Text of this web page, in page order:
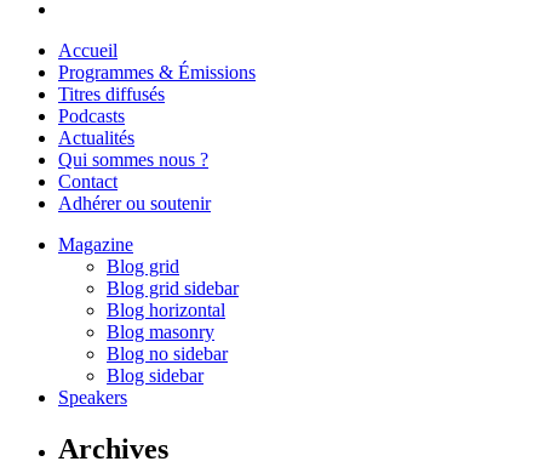
Accueil
Programmes & Émissions
Titres diffusés
Podcasts
Actualités
Qui sommes nous ?
Contact
Adhérer ou soutenir
Magazine
Blog grid
Blog grid sidebar
Blog horizontal
Blog masonry
Blog no sidebar
Blog sidebar
Speakers
Archives